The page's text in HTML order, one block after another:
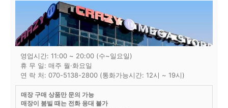
영업시간: 11:00 ~ 20:00 (수~일요일)
휴 무 일: 매주 월·화요일
연 락 처: 070-5138-2800 (통화가능시간: 12시 ~ 19시)
매장 구매 상품만 문의 가능
매장이 붐빌 때는 전화 응대 불가